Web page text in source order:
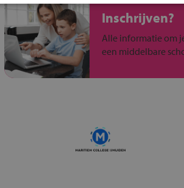
Inschrijven?
Alle informatie om
een middelbare